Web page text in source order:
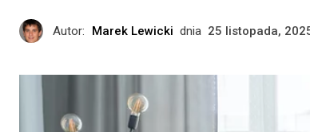
Autor: Marek Lewicki dnia 25 listopada,